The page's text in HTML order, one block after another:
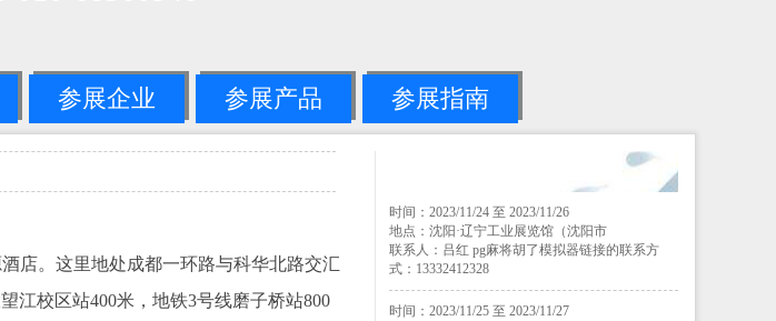
参展企业 参展产品 参展指南
店。这里地处成都一环路与科华北路交汇
江校区站400米，地铁3号线磨子桥站800
时间：2023/11/24 至 2023/11/26
地点：沈阳·辽宁工业展览馆（沈阳市
联系人：吕红 pg麻将胡了模拟器链接的联系方
式：13332412328
时间：2023/11/25 至 2023/11/27